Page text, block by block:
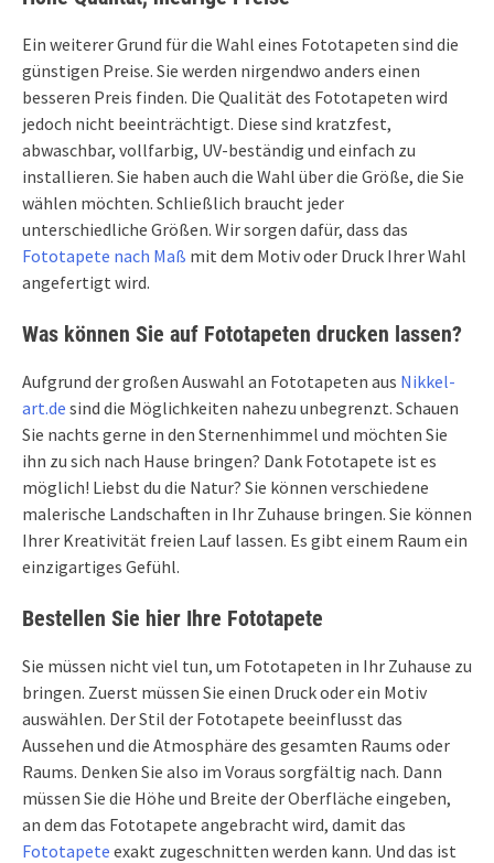
Ein weiterer Grund für die Wahl eines Fototapeten sind die
günstigen Preise. Sie werden nirgendwo anders einen
besseren Preis finden. Die Qualität des Fototapeten wird
jedoch nicht beeinträchtigt. Diese sind kratzfest,
abwaschbar, vollfarbig, UV-beständig und einfach zu
installieren. Sie haben auch die Wahl über die Größe, die Sie
wählen möchten. Schließlich braucht jeder
unterschiedliche Größen. Wir sorgen dafür, dass das
Fototapete nach Maß mit dem Motiv oder Druck Ihrer Wahl
angefertigt wird.
Was können Sie auf Fototapeten drucken lassen?
Aufgrund der großen Auswahl an Fototapeten aus Nikkel-
art.de sind die Möglichkeiten nahezu unbegrenzt. Schauen
Sie nachts gerne in den Sternenhimmel und möchten Sie
ihn zu sich nach Hause bringen? Dank Fototapete ist es
möglich! Liebst du die Natur? Sie können verschiedene
malerische Landschaften in Ihr Zuhause bringen. Sie können
Ihrer Kreativität freien Lauf lassen. Es gibt einem Raum ein
einzigartiges Gefühl.
Bestellen Sie hier Ihre Fototapete
Sie müssen nicht viel tun, um Fototapeten in Ihr Zuhause zu
bringen. Zuerst müssen Sie einen Druck oder ein Motiv
auswählen. Der Stil der Fototapete beeinflusst das
Aussehen und die Atmosphäre des gesamten Raums oder
Raums. Denken Sie also im Voraus sorgfältig nach. Dann
müssen Sie die Höhe und Breite der Oberfläche eingeben,
an dem das Fototapete angebracht wird, damit das
Fototapete exakt zugeschnitten werden kann. Und das ist